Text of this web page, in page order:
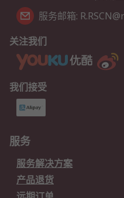
服务邮箱:
关注我们
我们接受
服务
服务解决方案
产品退货